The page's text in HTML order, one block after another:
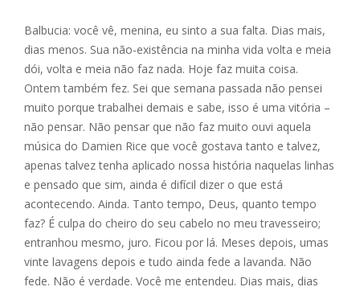
Balbucia: você vê, menina, eu sinto a sua falta. Dias mais,
dias menos. Sua não-existência na minha vida volta e meia
dói, volta e meia não faz nada. Hoje faz muita coisa.
Ontem também fez. Sei que semana passada não pensei
muito porque trabalhei demais e sabe, isso é uma vitória –
não pensar. Não pensar que não faz muito ouvi aquela
música do Damien Rice que você gostava tanto e talvez,
apenas talvez tenha aplicado nossa história naquelas linhas
e pensado que sim, ainda é difícil dizer o que está
acontecendo. Ainda. Tanto tempo, Deus, quanto tempo
faz? É culpa do cheiro do seu cabelo no meu travesseiro;
entranhou mesmo, juro. Ficou por lá. Meses depois, umas
vinte lavagens depois e tudo ainda fede a lavanda. Não
fede. Não é verdade. Você me entendeu. Dias mais, dias